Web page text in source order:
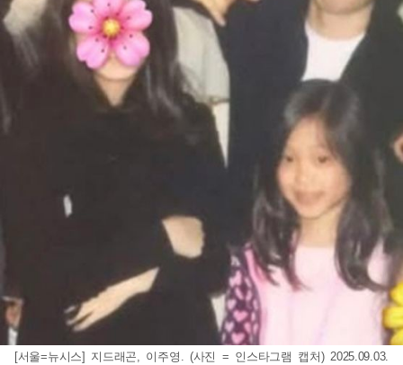
[서울=뉴시스] 지드래곤, 이주영. (사진 = 인스타그램 캡처) 2025.09.03.